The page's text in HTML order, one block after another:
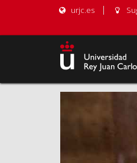
urjc.es